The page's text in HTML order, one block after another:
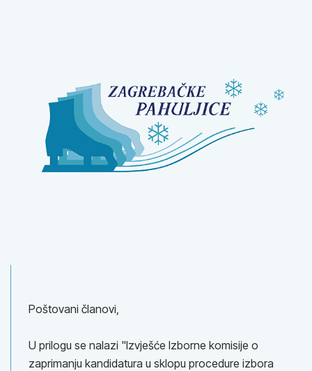
Poštovani članovi,
U prilogu se nalazi "Izvješće Izborne komisije o
zaprimanju kandidatura u sklopu procedure izbora